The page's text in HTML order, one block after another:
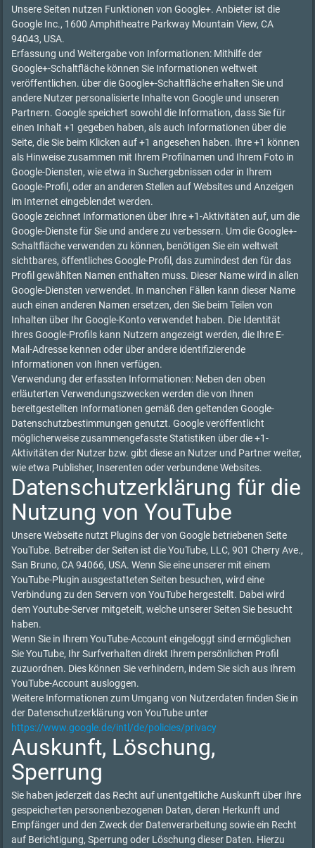
Unsere Seiten nutzen Funktionen von Google+. Anbieter ist die
Google Inc., 1600 Amphitheatre Parkway Mountain View, CA
94043, USA.
Erfassung und Weitergabe von Informationen: Mithilfe der
Google+-Schaltfläche können Sie Informationen weltweit
veröffentlichen. über die Google+-Schaltfläche erhalten Sie und
andere Nutzer personalisierte Inhalte von Google und unseren
Partnern. Google speichert sowohl die Information, dass Sie für
einen Inhalt +1 gegeben haben, als auch Informationen über die
Seite, die Sie beim Klicken auf +1 angesehen haben. Ihre +1 können
als Hinweise zusammen mit Ihrem Profilnamen und Ihrem Foto in
Google-Diensten, wie etwa in Suchergebnissen oder in Ihrem
Google-Profil, oder an anderen Stellen auf Websites und Anzeigen
im Internet eingeblendet werden.
Google zeichnet Informationen über Ihre +1-Aktivitäten auf, um die
Google-Dienste für Sie und andere zu verbessern. Um die Google+-
Schaltfläche verwenden zu können, benötigen Sie ein weltweit
sichtbares, öffentliches Google-Profil, das zumindest den für das
Profil gewählten Namen enthalten muss. Dieser Name wird in allen
Google-Diensten verwendet. In manchen Fällen kann dieser Name
auch einen anderen Namen ersetzen, den Sie beim Teilen von
Inhalten über Ihr Google-Konto verwendet haben. Die Identität
Ihres Google-Profils kann Nutzern angezeigt werden, die Ihre E-
Mail-Adresse kennen oder über andere identifizierende
Informationen von Ihnen verfügen.
Verwendung der erfassten Informationen: Neben den oben
erläuterten Verwendungszwecken werden die von Ihnen
bereitgestellten Informationen gemäß den geltenden Google-
Datenschutzbestimmungen genutzt. Google veröffentlicht
möglicherweise zusammengefasste Statistiken über die +1-
Aktivitäten der Nutzer bzw. gibt diese an Nutzer und Partner weiter,
wie etwa Publisher, Inserenten oder verbundene Websites.
Datenschutzerklärung für die
Nutzung von YouTube
Unsere Webseite nutzt Plugins der von Google betriebenen Seite
YouTube. Betreiber der Seiten ist die YouTube, LLC, 901 Cherry Ave.,
San Bruno, CA 94066, USA. Wenn Sie eine unserer mit einem
YouTube-Plugin ausgestatteten Seiten besuchen, wird eine
Verbindung zu den Servern von YouTube hergestellt. Dabei wird
dem Youtube-Server mitgeteilt, welche unserer Seiten Sie besucht
haben.
Wenn Sie in Ihrem YouTube-Account eingeloggt sind ermöglichen
Sie YouTube, Ihr Surfverhalten direkt Ihrem persönlichen Profil
zuzuordnen. Dies können Sie verhindern, indem Sie sich aus Ihrem
YouTube-Account ausloggen.
Weitere Informationen zum Umgang von Nutzerdaten finden Sie in
der Datenschutzerklärung von YouTube unter
https://www.google.de/intl/de/policies/privacy
Auskunft, Löschung,
Sperrung
Sie haben jederzeit das Recht auf unentgeltliche Auskunft über Ihre
gespeicherten personenbezogenen Daten, deren Herkunft und
Empfänger und den Zweck der Datenverarbeitung sowie ein Recht
auf Berichtigung, Sperrung oder Löschung dieser Daten. Hierzu